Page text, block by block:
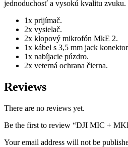
jednoduchosť a vysokú kvalitu zvuku.
1x prijímač.
2x vysielač.
2x klopový mikrofón MkE 2.
1x kábel s 3,5 mm jack
1x nabíjacie púzdro.
2x veterná ochrana čierna.
Reviews
There are no reviews yet.
Be the first to review “DJI MIC +
Your email address will not be